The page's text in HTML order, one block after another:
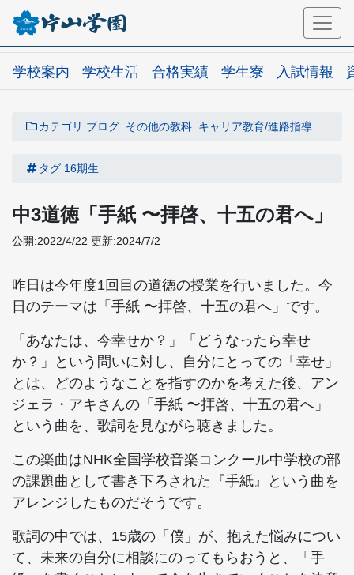
学校案内 学校生活 合格実績 学生寮 入試情報
カテゴリ ブログ その他の教科 キャリア教育/進路指導
タグ 16期生
中3道徳「手紙 〜拝啓、十五の君へ」
公開:2022/4/22 更新:2024/7/2
昨日は今年度1回目の道徳の授業を行いました。今
日のテーマは「手紙 〜拝啓、十五の君へ」です。
「あなたは、今幸せか？」「どうなったら幸せ
か？」という問いに対し、自分にとっての「幸せ」
とは、どのようなことを指すのかを考えた後、アン
ジェラ・アキさんの「手紙 〜拝啓、十五の君へ」
という曲を、歌詞を見ながら聴きました。
この楽曲はNHK全国学校音楽コンクール中学校の部
の課題曲として書き下ろされた『手紙』という曲を
アレンジしたものだそうです。
歌詞の中では、15歳の「僕」が、抱えた悩みについ
て、未来の自分に相談にのってもらおうと、「手